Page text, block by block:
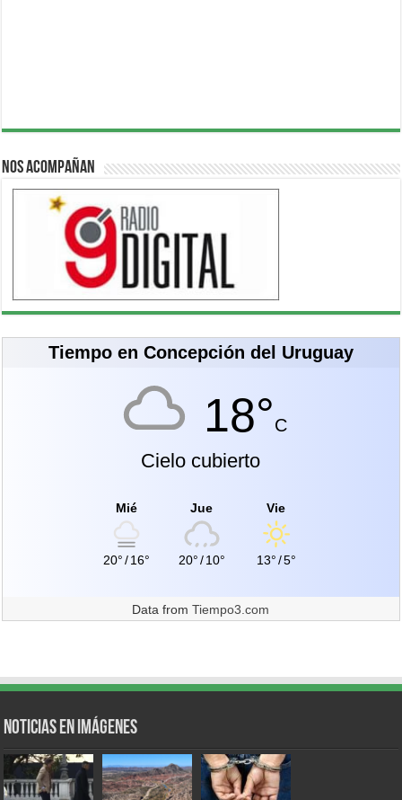
Nos acompañan
Tiempo en Concepción del Uruguay
18°C
Cielo cubierto
Mié
20°/16°
Jue
20°/10°
Vie
13°/5°
Data fromTiempo3.com
Noticias en Imágenes